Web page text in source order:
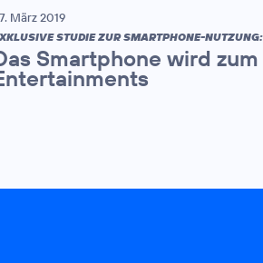
März 2019
STUDIE ZUR SMARTPHONE-NUTZUNG:
Smartphone wird